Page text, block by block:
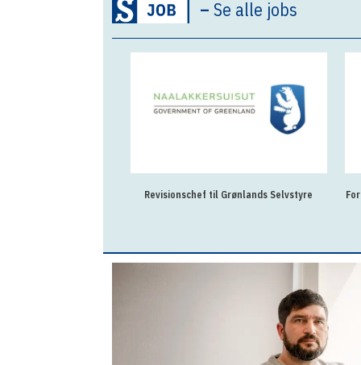
– Se alle jobs
Revisionschef til Grønlands Selvstyre